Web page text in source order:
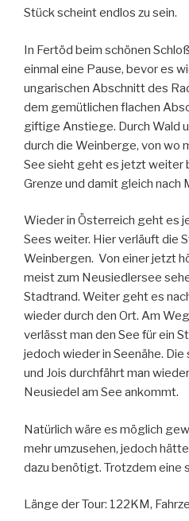
Stück scheint endlos zu sein.
In Fertöd beim schönen
einmal eine Pause, bevor es
ungarischen Abschnitt des
dem gemütlichen flachen
giftige Anstiege. Durch Wald
durch die Weinberge, von wo
See sieht geht es jetzt weiter
Grenze und damit gleich nach
Wieder in Österreich geht es
Sees weiter. Hier verläuft die
Weinbergen. Von einer jetzt
meist zum Neusiedlersee
Stadtrand. Weiter geht es
wieder durch den Ort. Am
verlässt man den See für ein
jedoch wieder in Seenähe.
und Jois durchfährt man
Neusiedel am See ankommt.
Natürlich wäre es möglich
mehr umzusehen, jedoch
dazu benötigt. Trotzdem eine
Länge der Tour: 122KM,